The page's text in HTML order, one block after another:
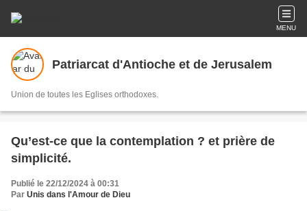
MENU
Patriarcat d'Antioche et de Jerusalem
Union de toutes les Eglises orthodoxes.
Qu’est-ce que la contemplation ? et prière de
simplicité.
Publié le 22/12/2024 à 00:31
Par Unis dans l'Amour de Dieu